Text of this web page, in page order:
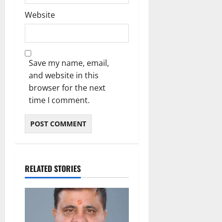
Website
Save my name, email,
and website in this
browser for the next
time I comment.
RELATED STORIES